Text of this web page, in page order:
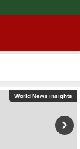
World News insights